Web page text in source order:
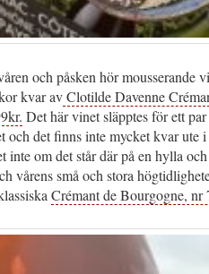
och påsken hör mousserande
kvar avClotilde Davenne
Det här vinet släpptes för ett
och det finns inte mycket kvar ute
inte om det står där på en hylla
vårens små och stora
Crémant de Bourgogne, nr